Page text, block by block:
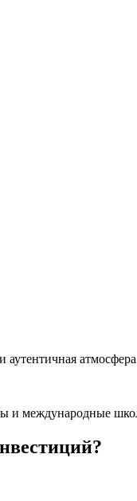
аутентичная
международные